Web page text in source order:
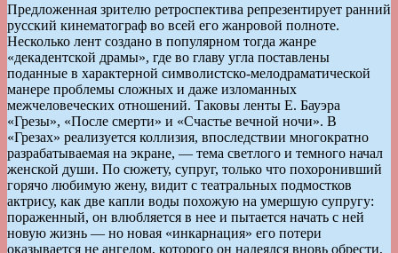
Предложенная зрителю ретроспектива репрезентирует ранний
русский кинематограф во всей его жанровой полноте.
Несколько лент создано в популярном тогда жанре
«декадентской драмы», где во главу угла поставлены
поданные в характерной символистско-мелодраматической
манере проблемы сложных и даже изломанных
межчеловеческих отношений. Таковы ленты Е. Бауэра
«Грезы», «После смерти» и «Счастье вечной ночи». В
«Грезах» реализуется коллизия, впоследствии многократно
разрабатываемая на экране, — тема светлого и темного начал
женской души. По сюжету, супруг, только что похоронивший
горячо любимую жену, видит с театральных подмостков
актрису, как две капли воды похожую на умершую супругу:
пораженный, он влюбляется в нее и пытается начать с ней
новую жизнь — но новая «инкарнация» его потери
оказывается не ангелом, которого он надеялся вновь обрести,